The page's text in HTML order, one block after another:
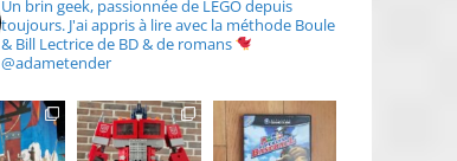
Un brin geek, passionnée de LEGO depuis
toujours. J'ai appris à lire avec la méthode Boule
& Bill Lectrice de BD & de romans
@adametender